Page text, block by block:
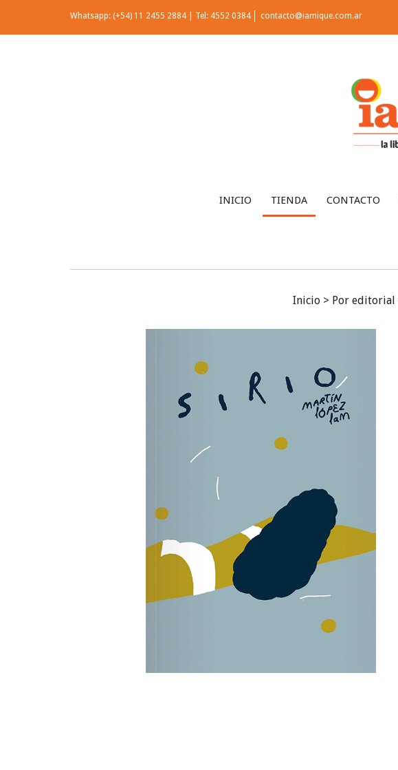
Whatsapp: (+54) 11 2455 2884 | Tel: 4552 0384 contacto@iamique.com.ar
INICIO TIENDA CONTACTO
Inicio > Por editorial